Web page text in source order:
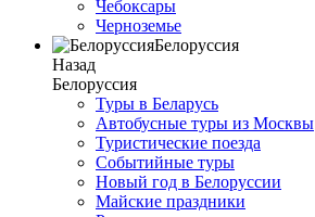
Чебоксары
Черноземье
Белоруссия
Назад
Белоруссия
Туры в Беларусь
Автобусные туры из Москвы
Туристические поезда
Событийные туры
Новый год в Белоруссии
Майские праздники